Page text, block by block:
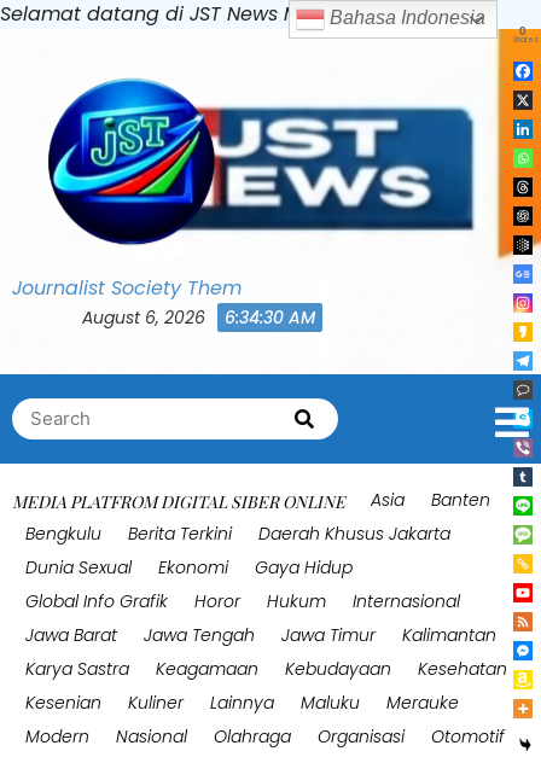
Selamat datang di JST News MediaSkip
to
Journalist Society Them
August 6, 2026 6:34:34 AM
Search
for:
Search
MEDIA PLATFROM DIGITAL SIBER ONLINE Asia
Banten
Bengkulu
Berita Terkini
Daerah Khusus Jakarta
Dunia Sexual
Ekonomi
Gaya Hidup
Global Info Grafik
Horor Hukum
Internasional
Jawa Barat
Jawa Tengah Jawa Timur
Kalimantan
Karya Sastra
Keagamaan Kebudayaan
Kesehatan
Kesenian
Kuliner Lainnya Maluku
Merauke
Modern
Nasional Olahraga Organisasi
Otomotif